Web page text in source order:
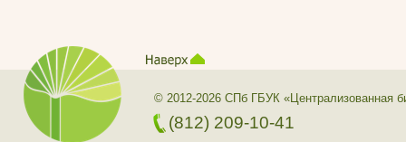
© 2012-2026 СПб ГБУК «Централизованная
(812) 209-10-41